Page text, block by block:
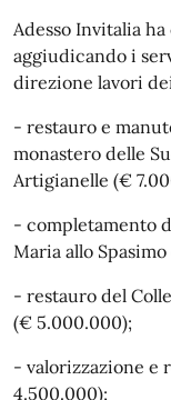
Adesso Invitalia
aggiudicando i
direzione lavori
- restauro e
monastero delle
Artigianelle (€
- completamento
Maria allo
- restauro del
(€ 5.000.000);
- valorizzazione e
4.500.000);